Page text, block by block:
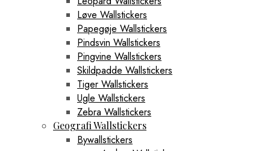
Løve Wallstickers
Papegøje Wallstickers
Pindsvin Wallstickers
Pingvine Wallstickers
Skildpadde Wallstickers
Tiger Wallstickers
Ugle Wallstickers
Zebra Wallstickers
Geografi Wallstickers
Bywallstickers